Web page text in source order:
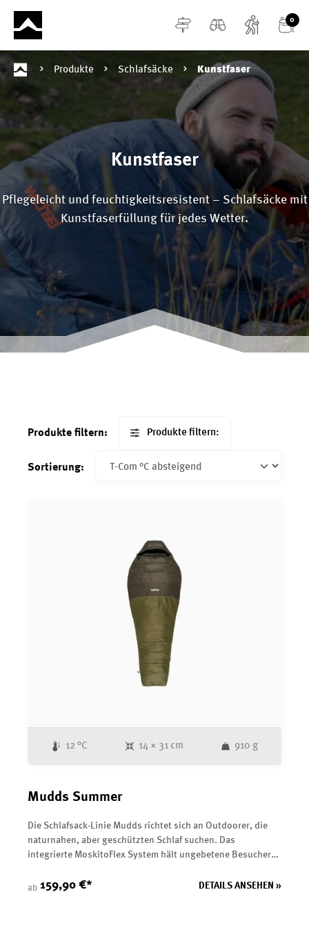
springen 0
Produkte Schlafsäcke Kunstfaser
Kunstfaser
Pflegeleicht und feuchtigkeitsresistent – Schlafsäcke mit
Kunstfaserfüllung für jedes Wetter.
Produkte filtern: Produkte filtern:
Sortierung:
12 °C 14 × 31 cm 910 g
Mudds Summer
Die Schlafsack-Linie Mudds richtet sich an Outdoorer, die
naturnahen, aber geschützten Schlaf suchen. Das
integrierte MoskitoFlex System hält ungebetene Besucher
hochwertige Kunstfaserfüllung bietet eine hohe
ab 159,90 €* DETAILS ANSEHEN »